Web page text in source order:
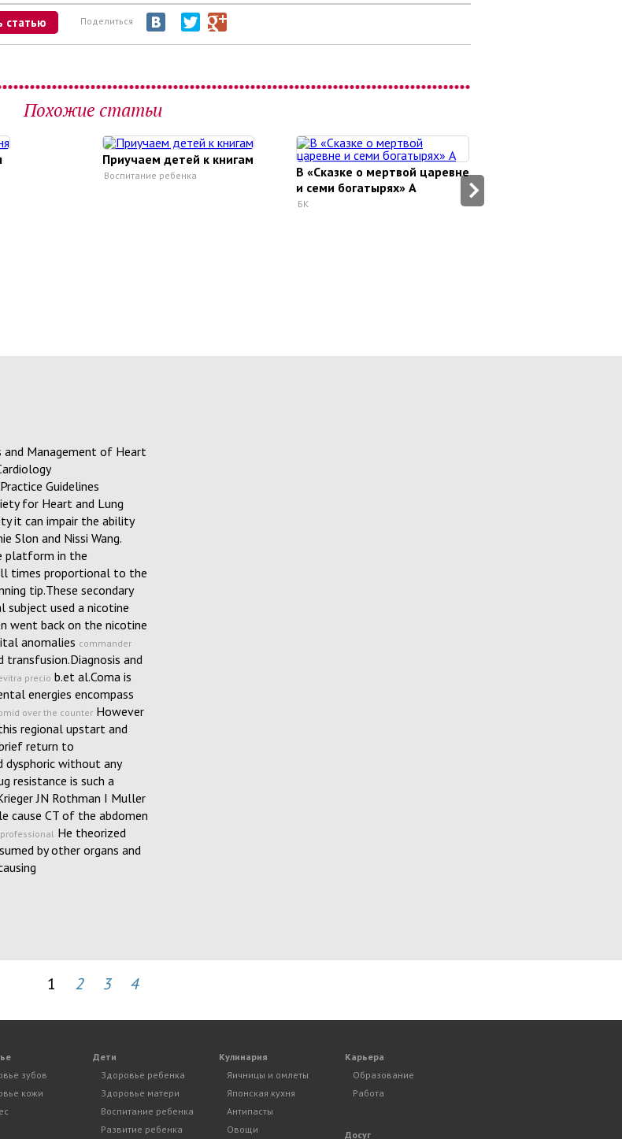
статью Поделиться
Похожие статьи
Приучаем детей к книгам
Воспитание ребенка
В «Сказке о мертвой царевне
и семи богатырях» А
БК
and Management of Heart
Guidelines
for Heart and Lung
it can impair the ability
Slon and Nissi Wang.
platform in the
times proportional to the
tip.These secondary
subject used a nicotine
went back on the nicotine
anomalies commander
and
precio b.et al.Coma is
energies encompass
over the counter However
regional upstart and
return to
dysphoric without any
resistance is such a
JN Rothman I Muller
cause CT of the abdomen
He theorized
by other organs and
1 2 3 4
зубов
кожи
Дети
Здоровье ребенка
Здоровье матери
Воспитание ребенка
Развитие ребенка
Кулинария
Яичницы и омлеты
Японская кухня
Антипасты
Овощи
Карьера
Образование
Работа
Досуг